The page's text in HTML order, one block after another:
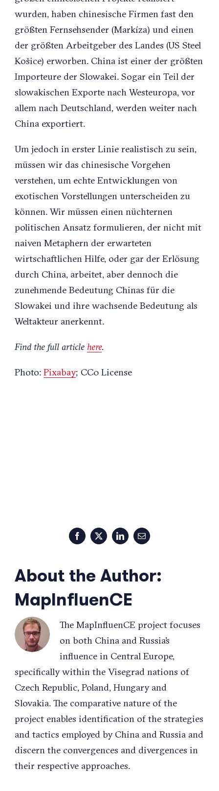
wurden, haben chinesische Firmen fast den
größten Fernsehsender (Markíza) und einen
der größten Arbeitgeber des Landes (US Steel
Košice) erworben. China ist einer der größten
Importeure der Slowakei. Sogar ein Teil der
slowakischen Exporte nach Westeuropa, vor
allem nach Deutschland, werden weiter nach
China exportiert.
Um jedoch in erster Linie realistisch zu sein,
müssen wir das chinesische Vorgehen
verstehen, um echte Entwicklungen von
exotischen Vorstellungen unterscheiden zu
können. Wir müssen einen nüchternen
politischen Ansatz formulieren, der nicht mit
naiven Metaphern der erwarteten
wirtschaftlichen Hilfe, oder gar der Erlösung
durch China, arbeitet, aber dennoch die
zunehmende Bedeutung Chinas für die
Slowakei und ihre wachsende Bedeutung als
Weltakteur anerkennt.
Find the full article here.
Photo: Pixabay; CC0 License
Facebook
X LinkedInEmail
About the Author:
MapInfluenCE
The MapInfluenCE project focuses
on both China and Russia’s
influence in Central Europe,
specifically within the Visegrad nations of
Czech Republic, Poland, Hungary and
Slovakia. The comparative nature of the
project enables identification of the strategies
and tactics employed by China and Russia and
discern the convergences and divergences in
their respective approaches.